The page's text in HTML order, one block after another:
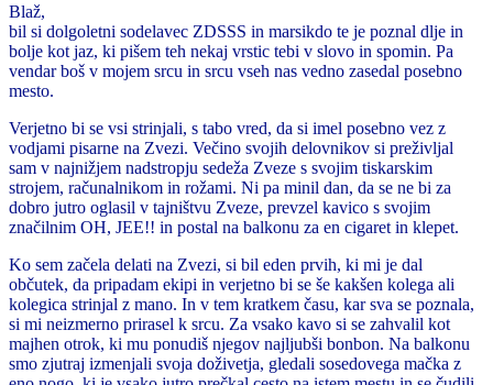
Blaž,
bil si dolgoletni sodelavec ZDSSS in marsikdo te je poznal dlje in
bolje kot jaz, ki pišem teh nekaj vrstic tebi v slovo in spomin. Pa
vendar boš v mojem srcu in srcu vseh nas vedno zasedal posebno
mesto.
Verjetno bi se vsi strinjali, s tabo vred, da si imel posebno vez z
vodjami pisarne na Zvezi. Večino svojih delovnikov si preživljal
sam v najnižjem nadstropju sedeža Zveze s svojim tiskarskim
strojem, računalnikom in rožami. Ni pa minil dan, da se ne bi za
dobro jutro oglasil v tajništvu Zveze, prevzel kavico s svojim
značilnim OH, JEE!! in postal na balkonu za en cigaret in klepet.
Ko sem začela delati na Zvezi, si bil eden prvih, ki mi je dal
občutek, da pripadam ekipi in verjetno bi se še kakšen kolega ali
kolegica strinjal z mano. In v tem kratkem času, kar sva se poznala,
si mi neizmerno prirasel k srcu. Za vsako kavo si se zahvalil kot
majhen otrok, ki mu ponudiš njegov najljubši bonbon. Na balkonu
smo zjutraj izmenjali svoja doživetja, gledali sosedovega mačka z